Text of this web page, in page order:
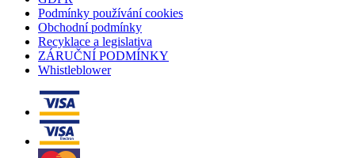
Podmínky používání cookies
Obchodní podmínky
Recyklace a legislativa
ZÁRUČNÍ PODMÍNKY
Whistleblower